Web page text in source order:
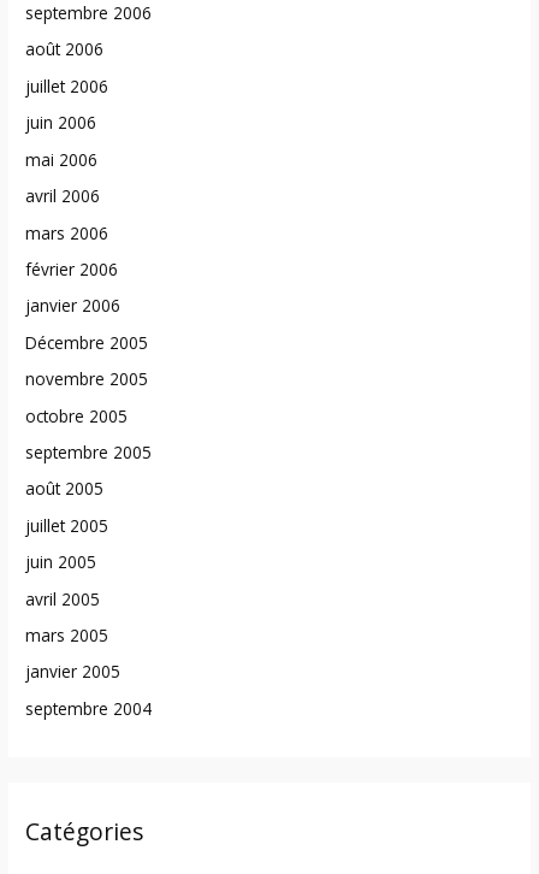
septembre 2006
août 2006
juillet 2006
juin 2006
mai 2006
avril 2006
mars 2006
février 2006
janvier 2006
Décembre 2005
novembre 2005
octobre 2005
septembre 2005
août 2005
juillet 2005
juin 2005
avril 2005
mars 2005
janvier 2005
septembre 2004
Catégories